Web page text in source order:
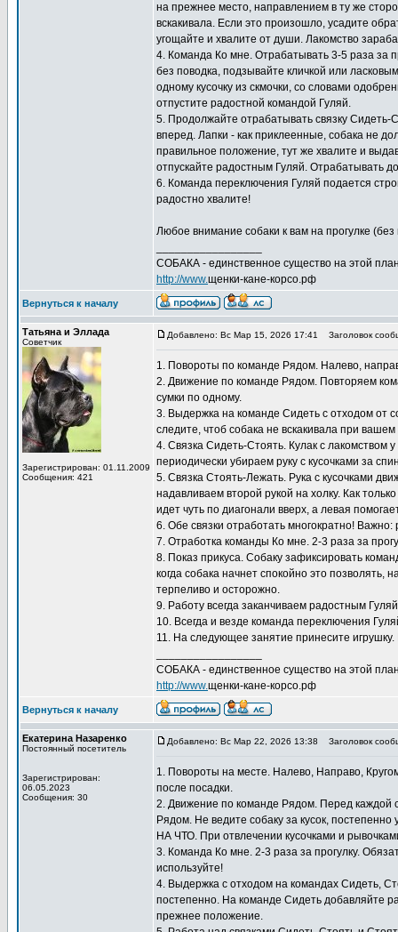
на прежнее место, направлением в ту же
вскакивала. Если это произошло, усадите
угощайте и хвалите от души. Лакомство
4. Команда Ко мне. Отрабатывать 3-5 раза за
без поводка, подзывайте кличкой или
одному кусочку из скмочки, со словами
отпустите радостной командой Гуляй.
5. Продолжайте отрабатывать связку Сидеть-
вперед. Лапки - как приклеенные, собака не
правильное положение, тут же хвалите и
отпускайте радостным Гуляй. Отрабатывать
6. Команда переключения Гуляй подается
радостно хвалите!
Любое внимание собаки к вам на прогулке
СОБАКА - единственное существо на этой
http://www.щенки-кане-корсо.рф
Вернуться к началу
Татьяна и Эллада
Советчик
Зарегистрирован: 01.11.2009
Сообщения: 421
Добавлено: Вс Мар 15, 2026 17:41 Заголовок
1. Повороты по команде Рядом. Налево,
2. Движение по команде Рядом. Повторяем
сумки по одному.
3. Выдержка на команде Сидеть с отходом от
следите, чтоб собака не вскакивала при
4. Связка Сидеть-Стоять. Кулак с
периодически убираем руку с кусочками за
5. Связка Стоять-Лежать. Рука с кусочками
надавливаем второй рукой на холку. Как
идет чуть по диагонали вверх, а левая
6. Обе связки отработать многократно! Важно:
7. Отработка команды Ко мне. 2-3 раза за
8. Показ прикуса. Собаку зафиксировать
когда собака начнет спокойно это
терпеливо и осторожно.
9. Работу всегда заканчиваем радостным
10. Всегда и везде команда переключения
11. На следующее занятие принесите
СОБАКА - единственное существо на этой
http://www.щенки-кане-корсо.рф
Вернуться к началу
Екатерина Назаренко
Постоянный посетитель
Зарегистрирован:
06.05.2023
Сообщения: 30
Добавлено: Вс Мар 22, 2026 13:38 Заголовок
1. Повороты на месте. Налево, Направо,
после посадки.
2. Движение по команде Рядом. Перед каждой
Рядом. Не ведите собаку за кусок,
НА ЧТО. При отвлечении кусочками и
3. Команда Ко мне. 2-3 раза за прогулку.
используйте!
4. Выдержка с отходом на командах Сидеть,
постепенно. На команде Сидеть добавляйте
прежнее положение.